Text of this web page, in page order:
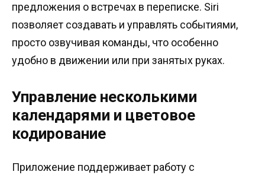
предложения о встречах в переписке. Siri
позволяет создавать и управлять событиями,
просто озвучивая команды, что особенно
удобно в движении или при занятых руках.
Управление несколькими
календарями и цветовое
кодирование
Приложение поддерживает работу с